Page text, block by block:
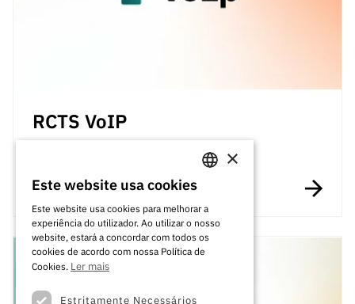
RCTS VoIP
PORTUGUESE
ENGLISH
×
Este website usa cookies
Este website usa cookies para melhorar a
experiência do utilizador. Ao utilizar o nosso
website, estará a concordar com todos os
cookies de acordo com nossa Política de
Cookies. Ler mais
Estritamente Necessários